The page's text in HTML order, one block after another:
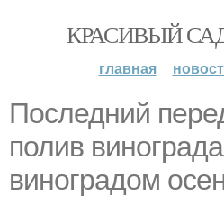
КРАСИВЫЙ
главная
Последний
полив
виноградом